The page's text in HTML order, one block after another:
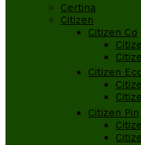
Certina
Citizen
Citizen Cơ
Citizen
Citizen Pin